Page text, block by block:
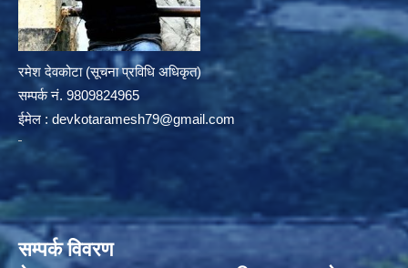
रमेश देवकोटा (सूचना प्रविधि अधिकृत)
सम्पर्क न‌ं. 9809824965
ईमेल : devkotaramesh79@gmail.com
सम्पर्क विवरण